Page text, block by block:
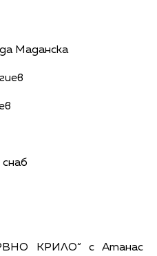
Маданска
КРИЛО“ с Атанас